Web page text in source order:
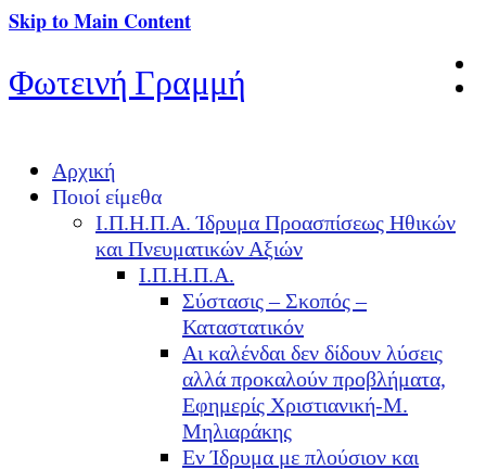
Skip to Main Content
Φωτεινή Γραμμή
Αρχική
Ποιοί είμεθα
Ι.Π.Η.Π.Α. Ίδρυμα Προασπίσεως Ηθικών
και Πνευματικών Αξιών
Ι.Π.Η.Π.Α.
Σύστασις – Σκοπός –
Καταστατικόν
Αι καλένδαι δεν δίδουν λύσεις
αλλά προκαλούν προβλήματα,
Εφημερίς Χριστιανική-Μ.
Μηλιαράκης
Εν Ίδρυμα με πλούσιον και